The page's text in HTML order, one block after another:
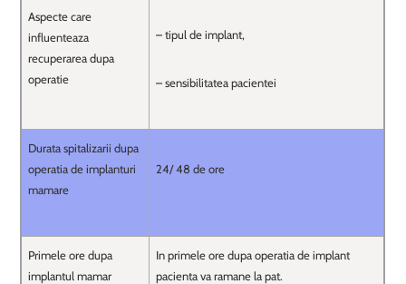
Aspecte care
influenteaza
recuperarea dupa
operatie
– tipul de implant,
– sensibilitatea pacientei
Durata spitalizarii dupa
operatia de implanturi
mamare
24/ 48 de ore
Primele ore dupa
implantul mamar
In primele ore dupa operatia de implant
pacienta va ramane la pat.